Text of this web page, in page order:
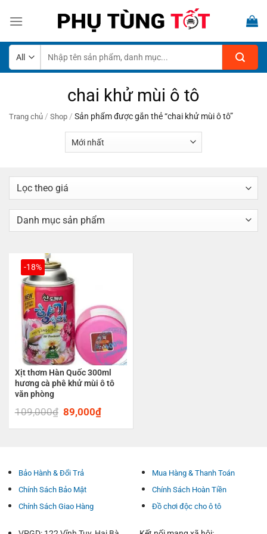
kiếm:
chai khử mùi ô tô
Trang chủ / Shop / Sản phẩm được gắn thẻ “chai khử mùi ô tô”
-18%
Xịt thơm Hàn Quốc 300ml
hương cà phê khử mùi ô tô
văn phòng
109,000₫ Original
was:
89,000₫Current
is:
Bảo Hành & Đổi Trả
Chính Sách Bảo Mật
Chính Sách Giao Hàng
Mua Hàng & Thanh Toán
Chính Sách Hoàn Tiền
Đồ chơi độc cho ô tô